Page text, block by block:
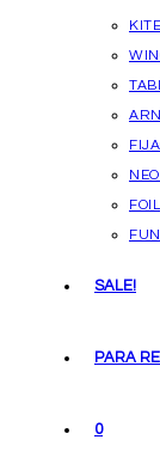
FOIL
SALE!
PARA
0